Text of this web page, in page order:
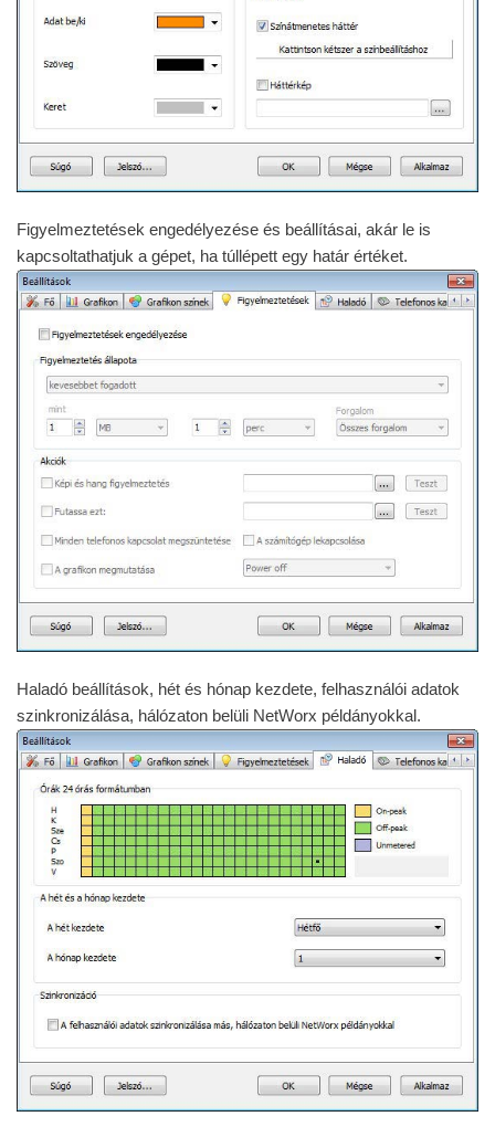
Figyelmeztetések engedélyezése és beállításai, akár le is
kapcsoltathatjuk a gépet, ha túllépett egy határ értéket.
Haladó beállítások, hét és hónap kezdete, felhasználói adatok
szinkronizálása, hálózaton belüli NetWorx példányokkal.